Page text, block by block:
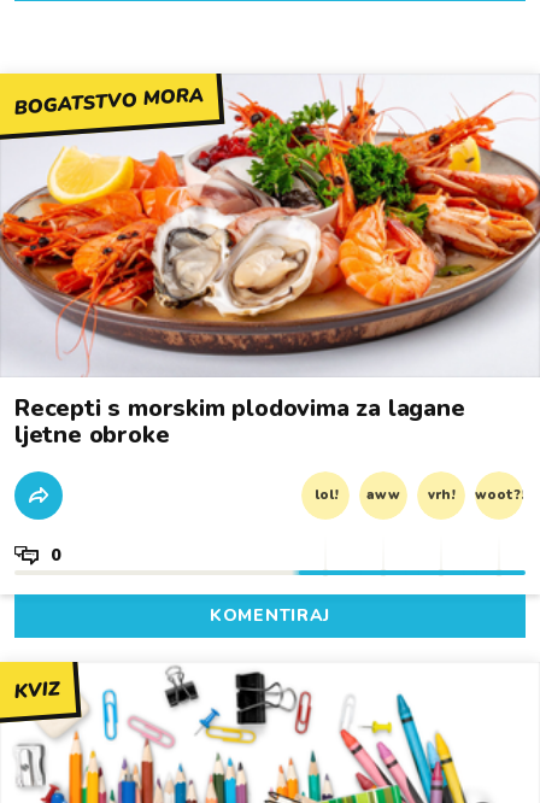
BOGATSTVO MORA
Recepti s morskim plodovima za lagane
ljetne obroke
lol! aww vrh! woot?!
0
KOMENTIRAJ
KVIZ